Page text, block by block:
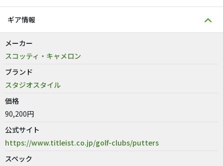
ギア情報
メーカー
スコッティ・キャメロン
ブランド
スタジオスタイル
価格
90,200円
公式サイト
https://www.titleist.co.jp/golf-clubs/putters
スペック